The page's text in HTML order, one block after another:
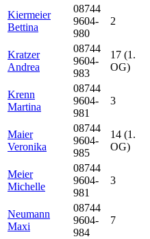
Kiermeier
Bettina
08744
9604-
980
2
Kratzer
Andrea
08744
9604-
983
17 (1.
OG)
Krenn
Martina
08744
9604-
981
3
Maier
Veronika
08744
9604-
985
14 (1.
OG)
Meier
Michelle
08744
9604-
981
3
Neumann
Maxi
08744
9604-
984
7